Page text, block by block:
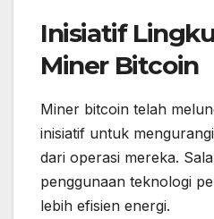
Inisiatif
Miner Bitcoin
Miner bitcoin telah
inisiatif untuk
dari operasi mereka.
penggunaan teknologi
lebih efisien energi.